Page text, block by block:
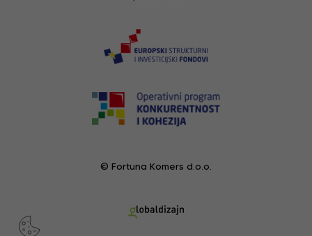
© Fortuna Komers d.o.o.